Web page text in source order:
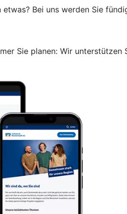
Bei uns werden Sie
Sie planen: Wir